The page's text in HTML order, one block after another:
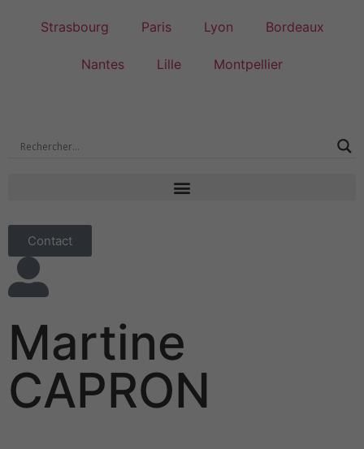
Strasbourg Paris Lyon Bordeaux
Nantes Lille Montpellier
Contact
Martine
CAPRON